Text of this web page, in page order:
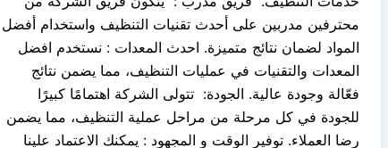
محترفين مدربين على أحدث تقنيات التنظيف واستخدام أفضل
المواد لضمان نتائج متميزة. احدث المعدات : نستخدم افضل
المعدات والتقنيات في عمليات التنظيف، مما يضمن نتائج
فعّالة وجودة عالية. الجودة: تتولى الشركة اهتمامًا كبيرًا
للجودة في كل مرحلة من مراحل عملية التنظيف، مما يضمن
رضا العملاء. توفير الوقت و المجهود : يمكنك الاعتماد علينا